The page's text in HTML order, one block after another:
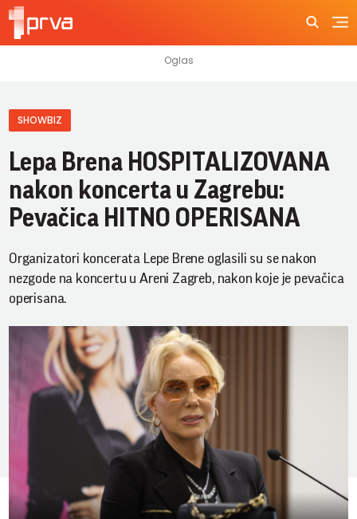
SHOWBIZ
Lepa Brena HOSPITALIZOVANA
nakon koncerta u Zagrebu:
Pevačica HITNO OPERISANA
Organizatori koncerata Lepe Brene oglasili su se nakon
nezgode na koncertu u Areni Zagreb, nakon koje je pevačica
operisana.